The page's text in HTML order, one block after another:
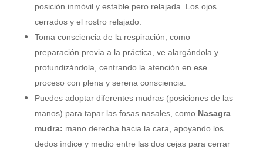
posición inmóvil y estable pero relajada. Los ojos
cerrados y el rostro relajado.
Toma consciencia de la respiración, como
preparación previa a la práctica, ve alargándola y
profundizándola, centrando la atención en ese
proceso con plena y serena consciencia.
Puedes adoptar diferentes mudras (posiciones de las
manos) para tapar las fosas nasales, como Nasagra
mudra: mano derecha hacia la cara, apoyando los
dedos índice y medio entre las dos cejas para cerrar